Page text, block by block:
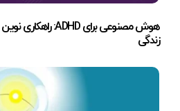
هوش مصنوعی برای ADHD: راهکاری نوین برای مدیریت تمرکز و بهبود
زندگی